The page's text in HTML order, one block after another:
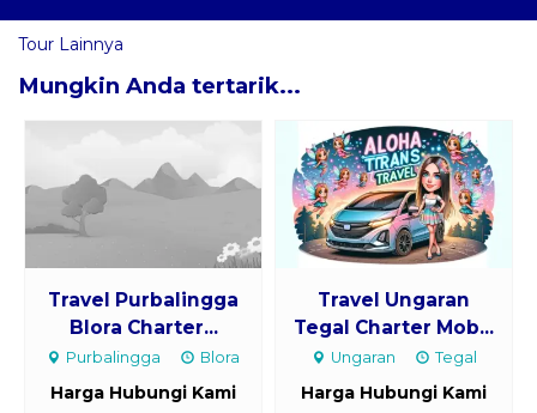
Tour Lainnya
Mungkin Anda tertarik...
Travel Purbalingga
Blora Charter...
Purbalingga Blora
Harga Hubungi Kami
Travel Ungaran
Tegal Charter Mob...
Ungaran Tegal
Harga Hubungi Kami